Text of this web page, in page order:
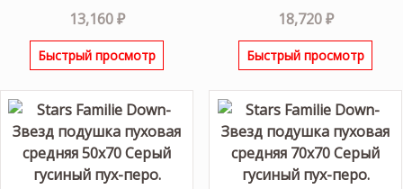
13,160₽
Быстрый просмотр
18,720₽
Быстрый просмотр